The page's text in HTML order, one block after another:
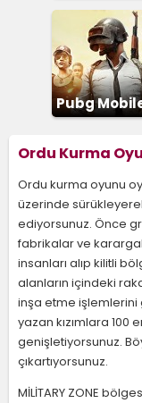
Pubg
Ordu Kurma
Ordu kurma oyunu
üzerinde
ediyorsunuz. Önce
fabrikalar ve
insanları alıp kilitli
alanların içindeki
inşa etme işlemlerini
yazan kızımlara
genişletiyorsunuz.
çıkartıyorsunuz.
MİLİTARY ZONE